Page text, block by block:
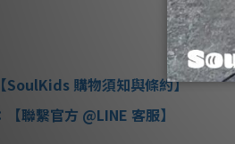
SoulKids 購物須知與條約】
【聯繫官方 @LINE 客服】